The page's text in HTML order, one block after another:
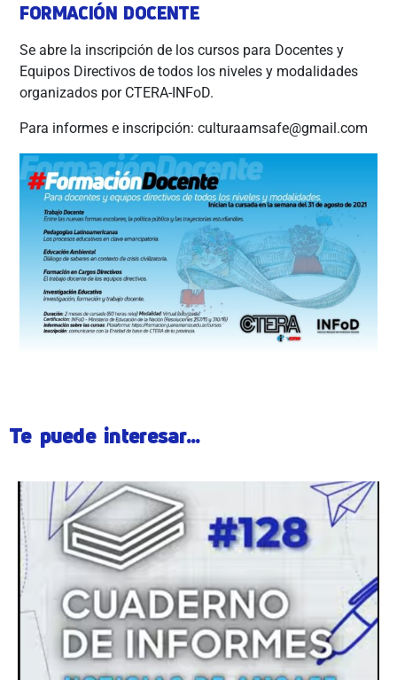
FORMACIÓN DOCENTE
Se abre la inscripción de los cursos para Docentes y
Equipos Directivos de todos los niveles y modalidades
organizados por CTERA-INFoD.
Para informes e inscripción: culturaamsafe@gmail.com
Te puede interesar...